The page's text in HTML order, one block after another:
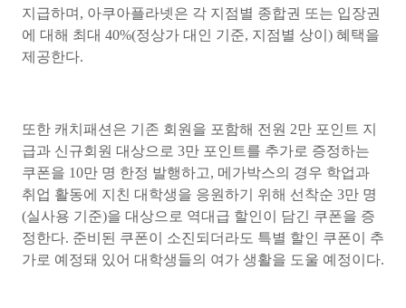
지급하며, 아쿠아플라넷은 각 지점별 종합권 또는 입장권
에 대해 최대 40%(정상가 대인 기준, 지점별 상이) 혜택을
제공한다.
또한 캐치패션은 기존 회원을 포함해 전원 2만 포인트 지
급과 신규회원 대상으로 3만 포인트를 추가로 증정하는
쿠폰을 10만 명 한정 발행하고, 메가박스의 경우 학업과
취업 활동에 지친 대학생을 응원하기 위해 선착순 3만 명
(실사용 기준)을 대상으로 역대급 할인이 담긴 쿠폰을 증
정한다. 준비된 쿠폰이 소진되더라도 특별 할인 쿠폰이 추
가로 예정돼 있어 대학생들의 여가 생활을 도울 예정이다.